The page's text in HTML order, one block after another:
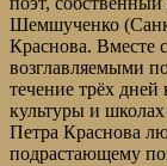
Шемшученко
Краснова. Вместе
возглавляемыми
течение трёх
культуры и
Петра Краснова
подрастающему